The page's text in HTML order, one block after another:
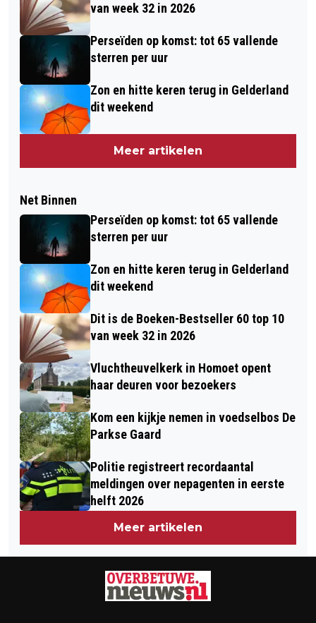
van week 32 in 2026
Perseïden op komst: tot 65 vallende
sterren per uur
Zon en hitte keren terug in Gelderland
dit weekend
Meer artikelen
Net Binnen
Perseïden op komst: tot 65 vallende
sterren per uur
Zon en hitte keren terug in Gelderland
dit weekend
Dit is de Boeken-Bestseller 60 top 10
van week 32 in 2026
Vluchtheuvelkerk in Homoet opent
haar deuren voor bezoekers
Kom een kijkje nemen in voedselbos De
Parkse Gaard
Politie registreert recordaantal
meldingen over nepagenten in eerste
helft 2026
Meer artikelen